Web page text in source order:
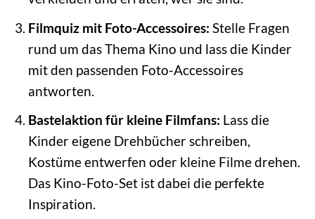
Filmquiz mit Foto-Accessoires: Stelle Fragen
rund um das Thema Kino und lass die Kinder
mit den passenden Foto-Accessoires
antworten.
Bastelaktion für kleine Filmfans: Lass die
Kinder eigene Drehbücher schreiben,
Kostüme entwerfen oder kleine Filme drehen.
Das Kino-Foto-Set ist dabei die perfekte
Inspiration.